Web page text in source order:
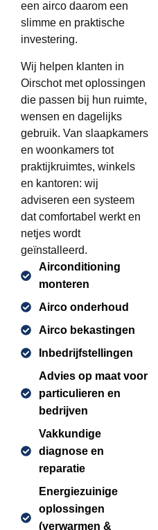
een airco daarom een
slimme en praktische
investering.
Wij helpen klanten in
Oirschot met oplossingen
die passen bij hun ruimte,
wensen en dagelijks
gebruik. Van slaapkamers
en woonkamers tot
praktijkruimtes, winkels
en kantoren: wij
adviseren een systeem
dat comfortabel werkt en
netjes wordt
geïnstalleerd.
Airconditioning
monteren
Airco onderhoud
Airco bekastingen
Inbedrijfstellingen
Advies op maat voor
particulieren en
bedrijven
Vakkundige
diagnose en
reparatie
Energiezuinige
oplossingen
(verwarmen &